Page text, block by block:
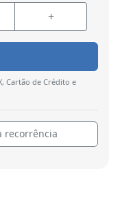
+
Cartão de Crédito e
recorrência